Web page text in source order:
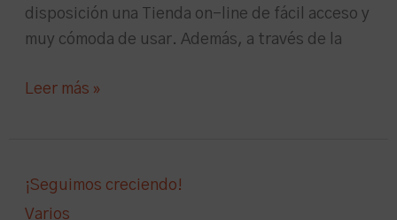
disposición una Tienda on-line de fácil acceso y
muy cómoda de usar. Además, a través de la
Leer más »
¡Seguimos creciendo!
Varios
¡Seguimos